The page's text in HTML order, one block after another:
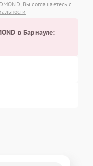
Вы соглашаетесь с
в Барнауле: